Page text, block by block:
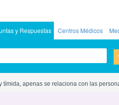
y Respuestas Centros Médicos
tímida, apenas se relaciona con las